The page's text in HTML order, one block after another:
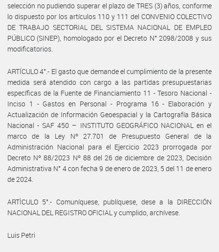
selección no pudiendo superar el plazo de TRES (3) años, conforme
lo dispuesto por los artículos 110 y 111 del CONVENIO COLECTIVO
DE TRABAJO SECTORIAL DEL SISTEMA NACIONAL DE EMPLEO
PÚBLICO (SINEP), homologado por el Decreto N° 2098/2008 y sus
modificatorios.
ARTÍCULO 4°.- El gasto que demande el cumplimiento de la presente
medida será atendido con cargo a las partidas presupuestarias
específicas de la Fuente de Financiamiento 11 - Tesoro Nacional -
Inciso 1 - Gastos en Personal - Programa 16 - Elaboración y
Actualización de Información Geoespacial y la Cartografía Básica
Nacional - SAF 450 – INSTITUTO GEOGRÁFICO NACIONAL en el
marco de la Ley Nº 27.701 de Presupuesto General de la
Administración Nacional para el Ejercicio 2023 prorrogada por
Decreto Nº 88/2023 Nº 88 del 26 de diciembre de 2023, Decisión
Administrativa N° 4 con fecha 9 de enero de 2023, 5 del 11 de enero
de 2024.
ARTÌCULO 5°.- Comuníquese, publíquese, dese a la DIRECCIÓN
NACIONAL DEL REGISTRO OFICIAL y cumplido, archívese.
Luis Petri